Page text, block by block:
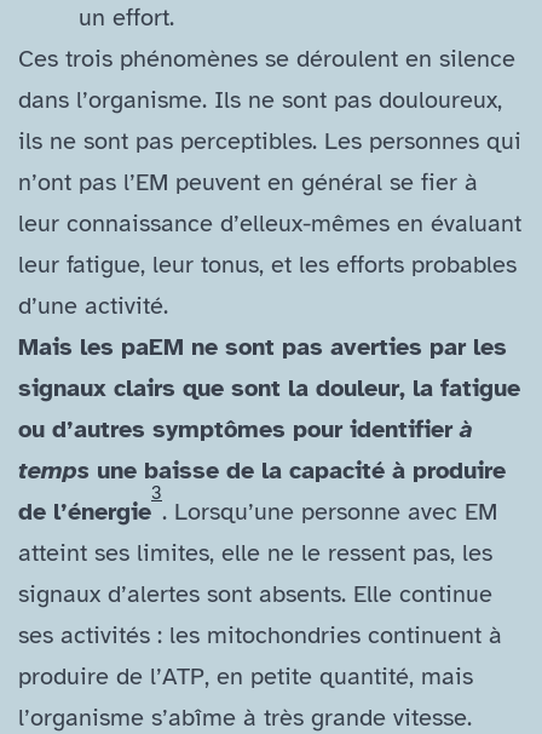
un effort.
Ces trois phénomènes se déroulent en silence
dans l’organisme. Ils ne sont pas douloureux,
ils ne sont pas perceptibles. Les personnes qui
n’ont pas l’EM peuvent en général se fier à
leur connaissance d’elleux-​mêmes en évaluant
leur fatigue, leur tonus, et les efforts probables
d’une activité.
Mais les paEM ne sont pas averties par les
signaux clairs que sont la douleur, la fatigue
ou d’autres symptômes pour identifier à
temps une baisse de la capacité à produire
de l’énergie
3
. Lorsqu’une personne avec EM
atteint ses limites, elle ne le ressent pas, les
signaux d’alertes sont absents. Elle continue
ses activités : les mitochondries continuent à
produire de l’ATP, en petite quantité, mais
l’organisme s’abîme à très grande vitesse.